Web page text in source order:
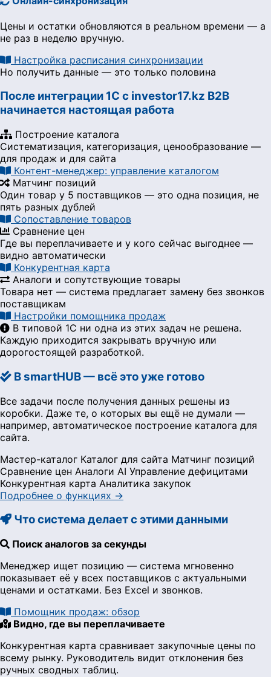
Цены и остатки обновляются в реальном времени — а
не раз в неделю вручную.
Настройка расписания синхронизации
Но получить данные — это только половина
После интеграции 1С с investor17.kz B2B
начинается настоящая работа
Построение каталога
Систематизация, категоризация, ценообразование —
для продаж и для сайта
Контент-менеджер: управление каталогом
Матчинг позиций
Один товар у 5 поставщиков — это одна позиция, не
пять разных дублей
Сопоставление товаров
Сравнение цен
Где вы переплачиваете и у кого сейчас выгоднее —
видно автоматически
Конкурентная карта
Аналоги и сопутствующие товары
Товара нет — система предлагает замену без звонков
поставщикам
Настройки помощника продаж
В типовой 1С ни одна из этих задач не решена.
Каждую приходится закрывать вручную или
дорогостоящей разработкой.
В smartHUB — всё это уже готово
Все задачи после получения данных решены из
коробки. Даже те, о которых вы ещё не думали —
например, автоматическое построение каталога для
сайта.
Мастер-каталог Каталог для сайта Матчинг позиций
Сравнение цен Аналоги AI Управление дефицитами
Конкурентная карта Аналитика закупок
Подробнее о функциях →
Что система делает с этими данными
Поиск аналогов за секунды
Менеджер ищет позицию — система мгновенно
показывает её у всех поставщиков с актуальными
ценами и остатками. Без Excel и звонков.
Помощник продаж: обзор
Видно, где вы переплачиваете
Конкурентная карта сравнивает закупочные цены по
всему рынку. Руководитель видит отклонения без
ручных сводных таблиц.